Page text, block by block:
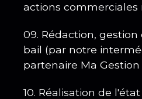
actions commerciales
09. Rédaction,
bail (par notre
partenaire Ma Gestion
10. Réalisation de